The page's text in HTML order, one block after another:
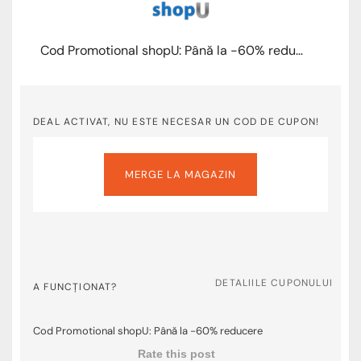
Cod Promotional shopU: Până la -60% reducere
DEAL ACTIVAT, NU ESTE NECESAR UN COD DE CUPON!
MERGE LA MAGAZIN
A FUNCȚIONAT? DETALIILE CUPONULUI
Cod Promotional shopU: Până la -60% reducere
Rate this post